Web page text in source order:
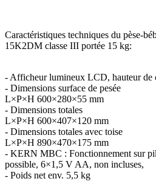
Caractéristiques techniques du pèse-
15K2DM classe III portée 15 kg:
- Afficheur lumineux LCD, hauteur de
- Dimensions surface de pesée
L×P×H 600×280×55 mm
- Dimensions totales
L×P×H 600×407×120 mm
- Dimensions totales avec toise
L×P×H 890×470×175 mm
- KERN MBC : Fonctionnement sur
possible, 6×1,5 V AA, non incluses,
- Poids net env. 5,5 kg